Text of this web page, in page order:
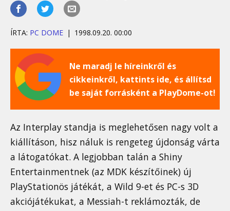
ÍRTA: PC DOME 1998.09.20. 00:00
Ne maradj le híreinkről és
cikkeinkről, kattints ide, és állítsd
be saját forrásként a PlayDome-ot!
Az Interplay standja is meglehetősen nagy volt a
kiállításon, hisz náluk is rengeteg újdonság várta
a látogatókat. A legjobban talán a Shiny
Entertainmentnek (az MDK készítőinek) új
PlayStationös játékát, a Wild 9-et és PC-s 3D
akciójátékukat, a Messiah-t reklámozták, de